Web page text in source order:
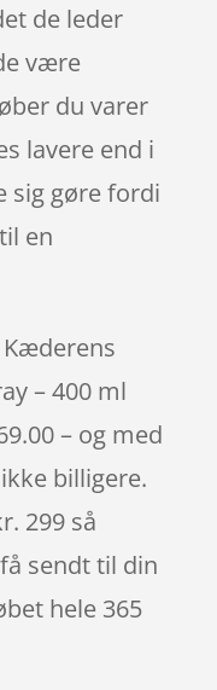
de leder
være
du varer
lavere end i
sig gøre fordi
en
– 400 ml
– og med
billigere.
299 så
sendt til din
hele 365